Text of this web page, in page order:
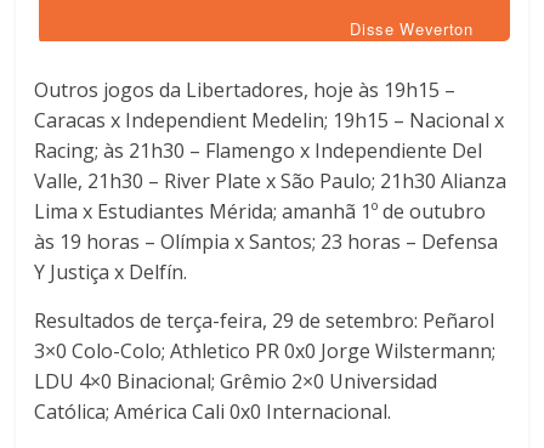
Disse Weverton
Outros jogos da Libertadores, hoje às 19h15 –
Caracas x Independient Medelin; 19h15 – Nacional x
Racing; às 21h30 – Flamengo x Independiente Del
Valle, 21h30 – River Plate x São Paulo; 21h30 Alianza
Lima x Estudiantes Mérida; amanhã 1º de outubro
às 19 horas – Olímpia x Santos; 23 horas – Defensa
Y Justiça x Delfín.
Resultados de terça-feira, 29 de setembro: Peñarol
3×0 Colo-Colo; Athletico PR 0x0 Jorge Wilstermann;
LDU 4×0 Binacional; Grêmio 2×0 Universidad
Católica; América Cali 0x0 Internacional.